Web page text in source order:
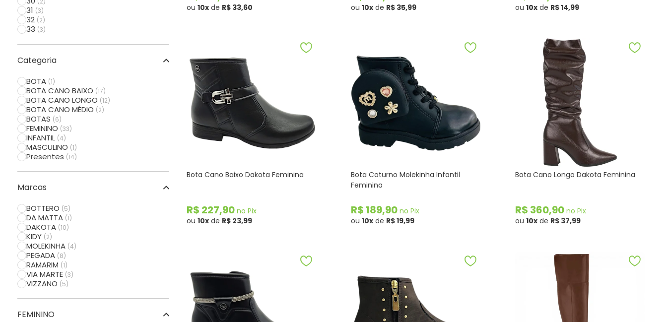
31 (3)
32 (2)
33 (3)
35
36(26)
(29)
39 (22)
40 (7)
41 (2)
42 (2)
43 (2)
Categoria
BOTA (1)
BOTA CANO BAIXO (17)
BOTA CANO LONGO (12)
BOTA CANO MÉDIO (2)
BOTAS (6)
FEMININO (33)
INFANTIL (4)
MASCULINO (1)
Presentes (14)
Marcas
BOTTERO (5)
DA MATTA (1)
DAKOTA (10)
KIDY (2)
MOLEKINHA (4)
PEGADA (8)
RAMARIM (1)
VIA MARTE (3)
VIZZANO (5)
FEMININO
ou 10xde R$ 33,60
ou 10xde R$ 35,99
ou 10xde R$ 14,99
Bota Cano Baixo Dakota Feminina
R$ 227,90 no Pix
ou 10xde R$ 23,99
Bota Coturno Molekinha Infantil
Feminina
R$ 189,90 no Pix
ou 10xde R$ 19,99
Bota Cano Longo Dakota Feminina
R$ 360,90 no Pix
ou 10xde R$ 37,99